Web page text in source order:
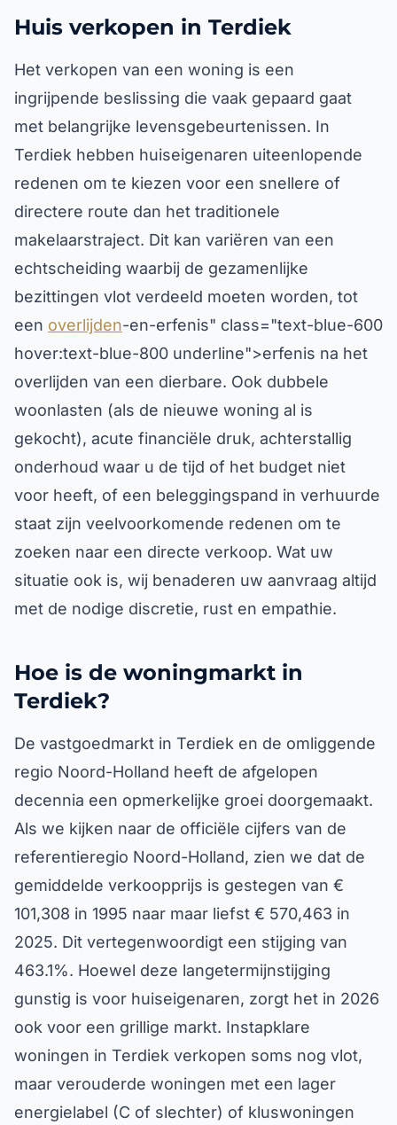
Huis verkopen in Terdiek
Het verkopen van een woning is een
ingrijpende beslissing die vaak gepaard gaat
met belangrijke levensgebeurtenissen. In
Terdiek hebben huiseigenaren uiteenlopende
redenen om te kiezen voor een snellere of
directere route dan het traditionele
makelaarstraject. Dit kan variëren van een
echtscheiding waarbij de gezamenlijke
bezittingen vlot verdeeld moeten worden, tot
een overlijden-en-erfenis" class="text-blue-600
hover:text-blue-800 underline">erfenis na het
overlijden van een dierbare. Ook dubbele
woonlasten (als de nieuwe woning al is
gekocht), acute financiële druk, achterstallig
onderhoud waar u de tijd of het budget niet
voor heeft, of een beleggingspand in verhuurde
staat zijn veelvoorkomende redenen om te
zoeken naar een directe verkoop. Wat uw
situatie ook is, wij benaderen uw aanvraag altijd
met de nodige discretie, rust en empathie.
Hoe is de woningmarkt in
Terdiek?
De vastgoedmarkt in Terdiek en de omliggende
regio Noord-Holland heeft de afgelopen
decennia een opmerkelijke groei doorgemaakt.
Als we kijken naar de officiële cijfers van de
referentieregio Noord-Holland, zien we dat de
gemiddelde verkoopprijs is gestegen van €
101,308 in 1995 naar maar liefst € 570,463 in
2025. Dit vertegenwoordigt een stijging van
463.1%. Hoewel deze langetermijnstijging
gunstig is voor huiseigenaren, zorgt het in 2026
ook voor een grillige markt. Instapklare
woningen in Terdiek verkopen soms nog vlot,
maar verouderde woningen met een lager
energielabel (C of slechter) of kluswoningen